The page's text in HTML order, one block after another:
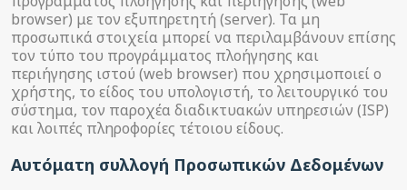
browser) με τον εξυπηρετητή (server). Τα μη
προσωπικά στοιχεία μπορεί να περιλαμβάνουν επίσης
τον τύπο του προγράμματος πλοήγησης και
περιήγησης ιστού (web browser) που χρησιμοποιεί ο
χρήστης, το είδος του υπολογιστή, το λειτουργικό του
σύστημα, τον παροχέα διαδικτυακών υπηρεσιών (ISP)
και λοιπές πληροφορίες τέτοιου είδους.
Αυτόματη συλλογή Προσωπικών Δεδομένων